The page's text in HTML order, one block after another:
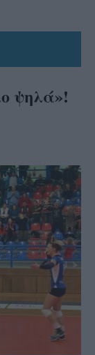
ψηλά»!